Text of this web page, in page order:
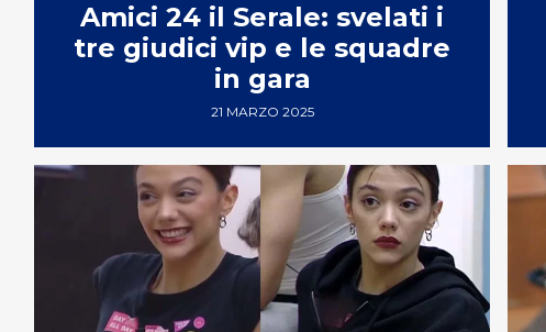
Amici 24 il Serale: svelati i
tre giudici vip e le squadre
in gara
21 MARZO 2025